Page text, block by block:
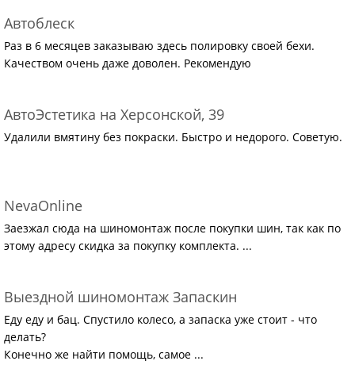
Автоблеск
Раз в 6 месяцев заказываю здесь полировку своей бехи.
Качеством очень даже доволен. Рекомендую
АвтоЭстетика на Херсонской, 39
Удалили вмятину без покраски. Быстро и недорого. Советую.
NevaOnline
Заезжал сюда на шиномонтаж после покупки шин, так как по
этому адресу скидка за покупку комплекта. ...
Выездной шиномонтаж Запаскин
Еду еду и бац. Спустило колесо, а запаска уже стоит - что
делать?
Конечно же найти помощь, самое ...